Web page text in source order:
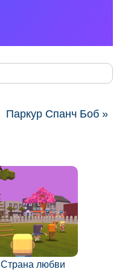
Паркур Спанч Боб »
Страна любви